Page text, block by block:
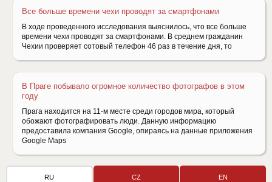
Все больше времени чехи проводят за смартфонами
В ходе проведенного исследования выяснилось, что все больше
времени чехи проводят за смартфонами. В среднем гражданин
Чехии проверяет сотовый телефон 46 раз в течение дня, то
В Праге побывало огромное количество фотографов в этом
году
Прага находится на 11-м месте среди городов мира, который
обожают фотографировать люди. Данную информацию
предоставила компания Google, опираясь на данные приложения
Google Maps
RU CZ EN